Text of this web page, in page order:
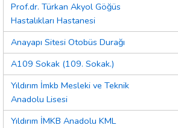
Prof.dr. Türkan Akyol Göğüs
Hastalıkları Hastanesi
Anayapı Sitesi Otobüs Durağı
A109 Sokak (109. Sokak.)
Yıldırım İmkb Mesleki ve Teknik
Anadolu Lisesi
Yıldırım İMKB Anadolu KML